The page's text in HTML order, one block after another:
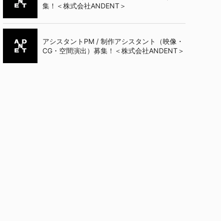
集！＜株式会社ANDENT＞
アシスタントPM / 制作アシスタント（映像・
CG・空間演出）募集！＜株式会社ANDENT＞